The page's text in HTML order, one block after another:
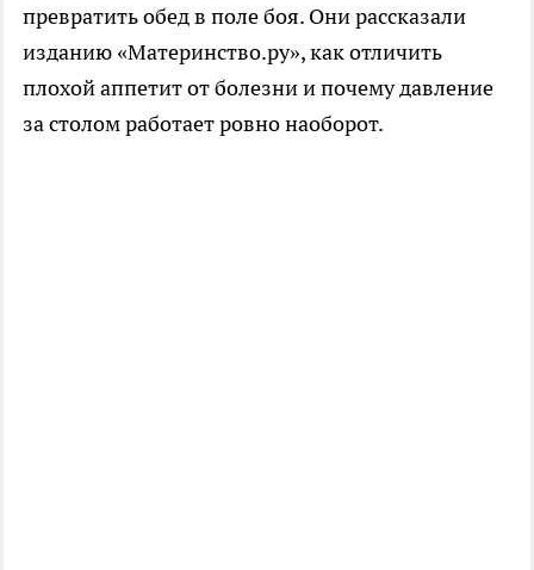
превратить обед в поле боя. Они рассказали
изданию «Материнство.ру», как отличить
плохой аппетит от болезни и почему давление
за столом работает ровно наоборот.